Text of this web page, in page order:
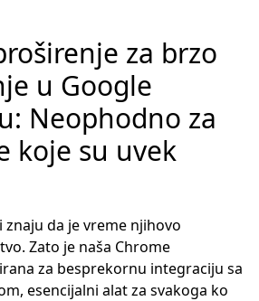
za brzo
u Google
Neophodno za
koje su uvek
da je vreme njihovo
Zato je naša Chrome
za besprekornu integraciju sa
esencijalni alat za svakoga ko